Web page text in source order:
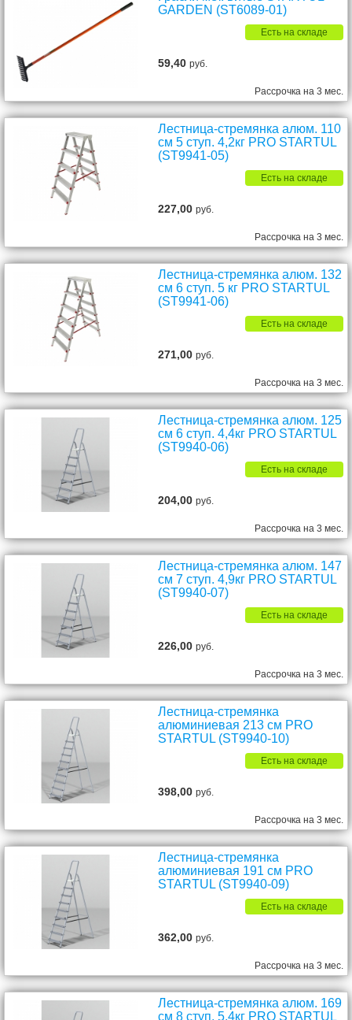
GARDEN (ST6089-01)
Есть на складе
59,40руб.
Рассрочка на 3 мес.
Лестница-стремянка алюм. 110
см 5 ступ. 4,2кг PRO STARTUL
(ST9941-05)
Есть на складе
227,00руб.
Рассрочка на 3 мес.
Лестница-стремянка алюм. 132
см 6 ступ. 5 кг PRO STARTUL
(ST9941-06)
Есть на складе
271,00руб.
Рассрочка на 3 мес.
Лестница-стремянка алюм. 125
см 6 ступ. 4,4кг PRO STARTUL
(ST9940-06)
Есть на складе
204,00руб.
Рассрочка на 3 мес.
Лестница-стремянка алюм. 147
см 7 ступ. 4,9кг PRO STARTUL
(ST9940-07)
Есть на складе
226,00руб.
Рассрочка на 3 мес.
Лестница-стремянка
алюминиевая 213 см PRO
STARTUL (ST9940-10)
Есть на складе
398,00руб.
Рассрочка на 3 мес.
Лестница-стремянка
алюминиевая 191 см PRO
STARTUL (ST9940-09)
Есть на складе
362,00руб.
Рассрочка на 3 мес.
Лестница-стремянка алюм. 169
см 8 ступ. 5,4кг PRO STARTUL